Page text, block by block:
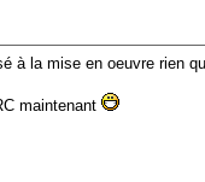
à la mise en oeuvre rien
maintenant